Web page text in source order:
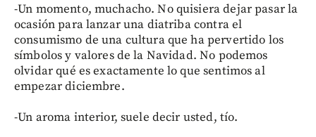
-Un momento, muchacho. No quisiera dejar pasar la
ocasión para lanzar una diatriba contra el
consumismo de una cultura que ha pervertido los
símbolos y valores de la Navidad. No podemos
olvidar qué es exactamente lo que sentimos al
empezar diciembre.
-Un aroma interior, suele decir usted, tío.